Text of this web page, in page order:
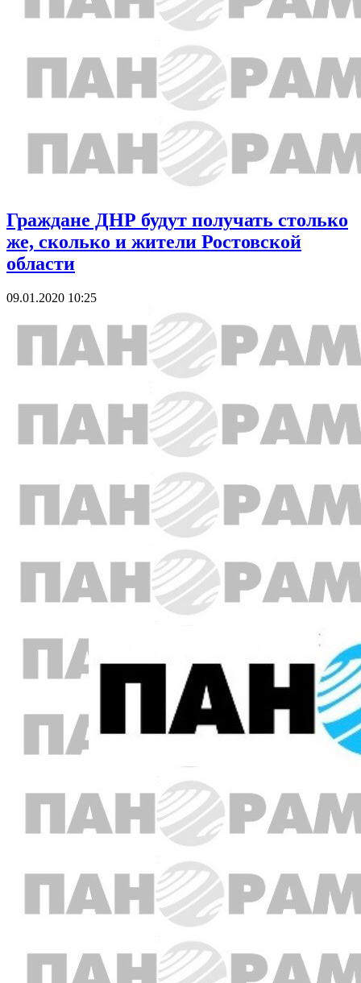
Граждане ДНР будут получать столько
же, сколько и жители Ростовской
области
09.01.2020 10:25